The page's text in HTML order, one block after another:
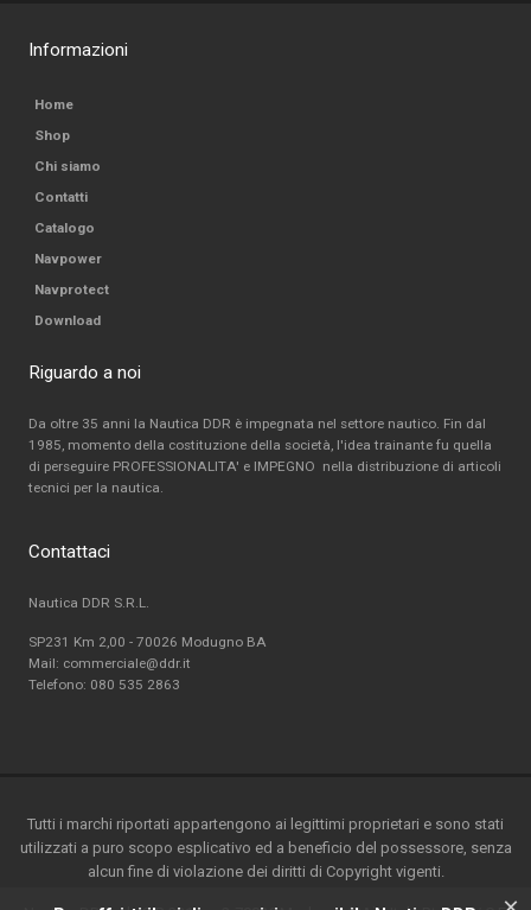
Informazioni
Home
Shop
Chi siamo
Contatti
Catalogo
Navpower
Navprotect
Download
Riguardo a noi
Da oltre 35 anni la Nautica DDR è impegnata nel settore nautico. Fin dal
1985, momento della costituzione della società, l'idea trainante fu quella
di perseguire PROFESSIONALITA' e IMPEGNO nella distribuzione di articoli
tecnici per la nautica.
Contattaci
Nautica DDR S.R.L.
SP231 Km 2,00 - 70026 Modugno BA
Mail: commerciale@ddr.it
Telefono: 080 535 2863
Tutti i marchi riportati appartengono ai legittimi proprietari e sono stati
utilizzati a puro scopo esplicativo ed a beneficio del possessore, senza
alcun fine di violazione dei diritti di Copyright vigenti.